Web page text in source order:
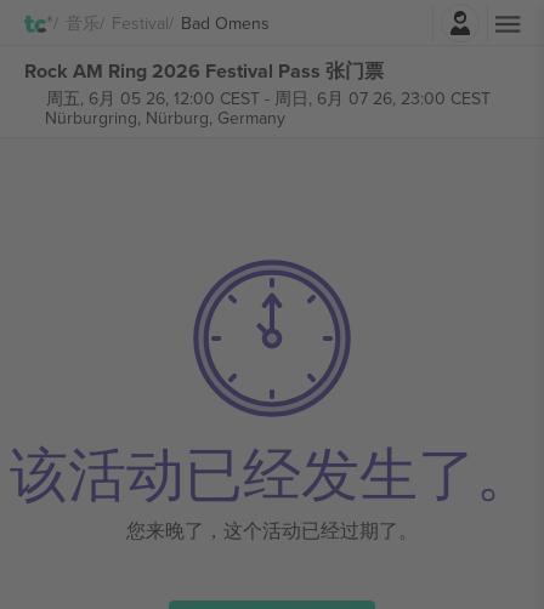
音乐 Festival Bad Omens
Rock AM Ring 2026 Festival Pass 张门票
周五, 6月 05 26, 12:00 CEST- 周日, 6月 07 26, 23:00 CEST
Nürburgring, Nürburg, Germany
该活动已经发生了。
您来晚了，这个活动已经过期了。